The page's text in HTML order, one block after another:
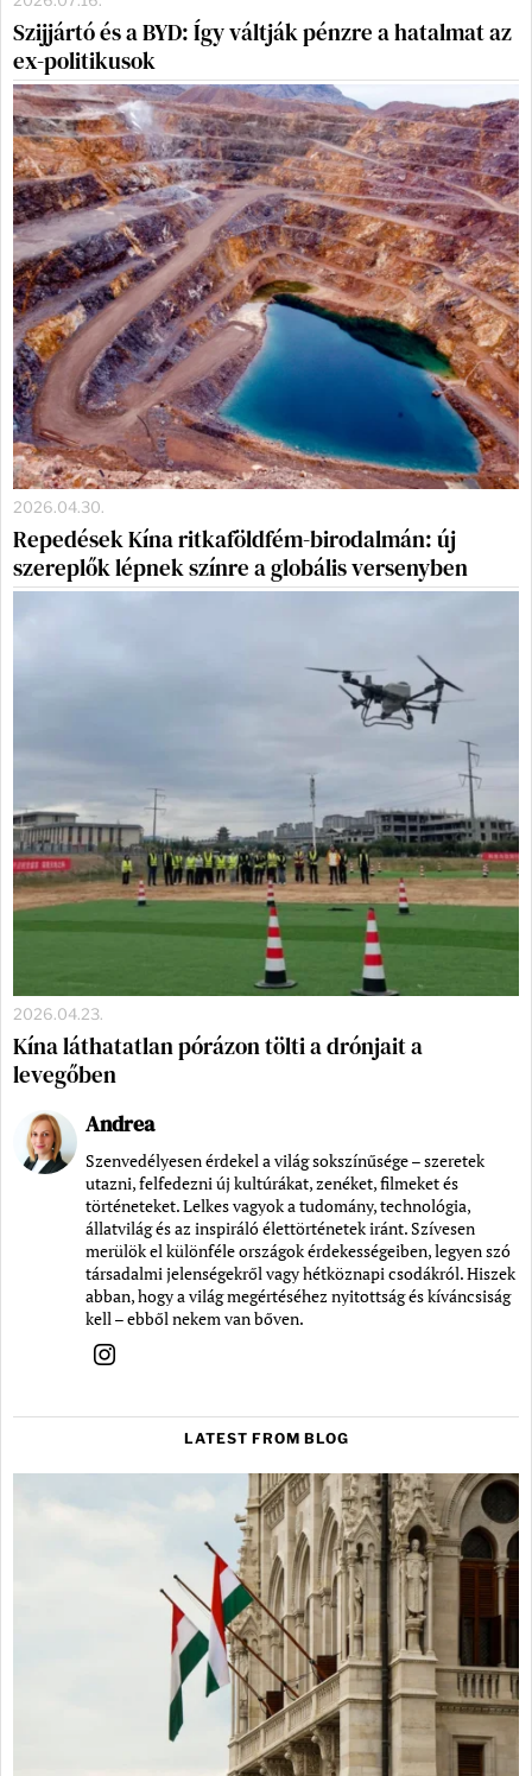
Szijjártó és a BYD: Így váltják pénzre a hatalmat az
ex-politikusok
2026.04.30.
Repedések Kína ritkaföldfém-birodalmán: új
szereplők lépnek színre a globális versenyben
2026.04.23.
Kína láthatatlan pórázon tölti a drónjait a
levegőben
Andrea
Szenvedélyesen érdekel a világ sokszínűsége – szeretek
utazni, felfedezni új kultúrákat, zenéket, filmeket és
történeteket. Lelkes vagyok a tudomány, technológia,
állatvilág és az inspiráló élettörténetek iránt. Szívesen
merülök el különféle országok érdekességeiben, legyen szó
társadalmi jelenségekről vagy hétköznapi csodákról. Hiszek
abban, hogy a világ megértéséhez nyitottság és kíváncsiság
kell – ebből nekem van bőven.
LATEST FROM BLOG